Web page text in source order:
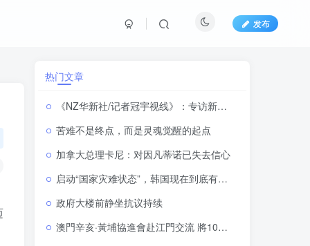
发布
热门文章
《NZ华新社/记者冠宇视线》：专访新西兰华人建筑商协会会长许立》
苦难不是终点，而是灵魂觉醒的起点
加拿大总理卡尼：对因凡蒂诺已失去信心
启动“国家灾难状态”，韩国现在到底有多热
政府大楼前静坐抗议持续
澳門辛亥·黃埔協進會赴江門交流 將10月舉辦口述歷史座談會